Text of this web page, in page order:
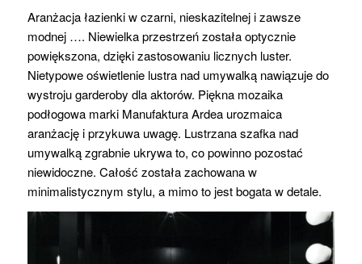
Aranżacja łazienki w czarni, nieskazitelnej i zawsze
modnej …. Niewielka przestrzeń została optycznie
powiększona, dzięki zastosowaniu licznych luster.
Nietypowe oświetlenie lustra nad umywalką nawiązuje do
wystroju garderoby dla aktorów. Piękna mozaika
podłogowa marki Manufaktura Ardea urozmaica
aranżację i przykuwa uwagę. Lustrzana szafka nad
umywalką zgrabnie ukrywa to, co powinno pozostać
niewidoczne. Całość została zachowana w
minimalistycznym stylu, a mimo to jest bogata w detale.